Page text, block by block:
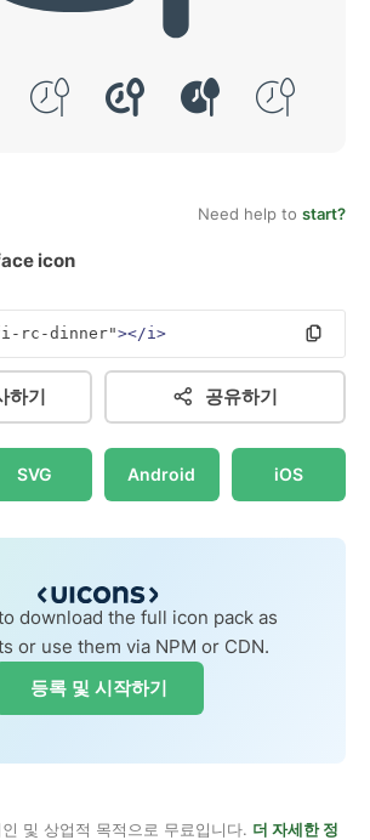
Need help to start?
icon
rc-dinner"></i>
하기 공유하기
SVG Android iOS
download the full icon pack as
or use them via NPM or CDN.
등록 및 시작하기
및 상업적 목적으로 무료입니다. 더 자세한 정